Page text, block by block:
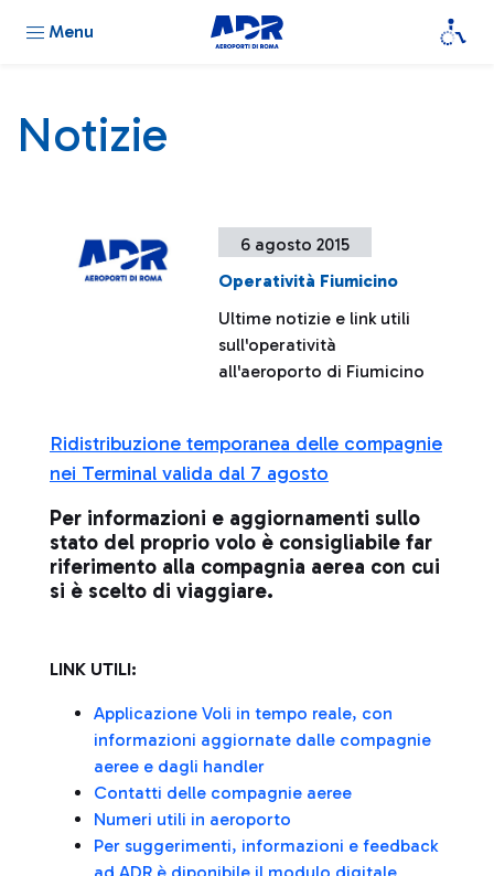
Menu
Notizie
6 agosto 2015
Operatività Fiumicino
Ultime notizie e link utili
sull'operatività
all'aeroporto di Fiumicino
Ridistribuzione temporanea delle compagnie
nei Terminal valida dal 7 agosto
Per informazioni e aggiornamenti sullo
stato del proprio volo è consigliabile far
riferimento alla compagnia aerea con cui
si è scelto di viaggiare.
LINK UTILI:
Applicazione Voli in tempo reale, con
informazioni aggiornate dalle compagnie
aeree e dagli handler
Contatti delle compagnie aeree
Numeri utili in aeroporto
Per suggerimenti, informazioni e feedback